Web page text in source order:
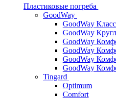
Пластиковые погреба
GoodWay
GoodWay
GoodWay
GoodWay
GoodWay
GoodWay
GoodWay
Tingard
Optimum
Comfort